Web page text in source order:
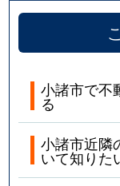
小諸市で不
る
小諸市近隣
いて知りた